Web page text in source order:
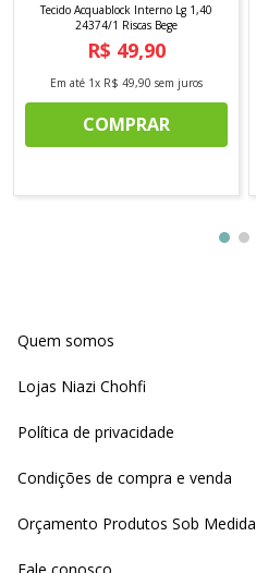
Tecido Acquablock Interno Lg 1,40
24374/1 Riscas Bege
R$ 49,90
Em até 1x R$ 49,90 sem juros
COMPRAR
Quem somos
Lojas Niazi Chohfi
Política de privacidade
Condições de compra e venda
Orçamento Produtos Sob Medida